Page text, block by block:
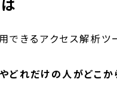
きるアクセス解析ツ
れだけの人がどこか